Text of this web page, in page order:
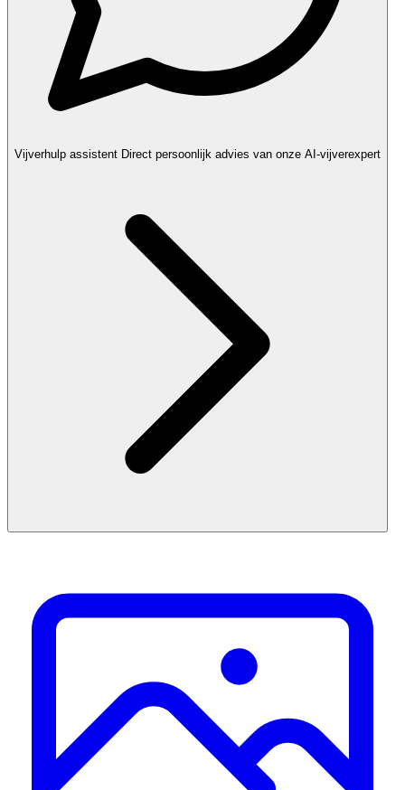
Vijverhulp assistent Direct persoonlijk advies van onze AI-vijverexpert